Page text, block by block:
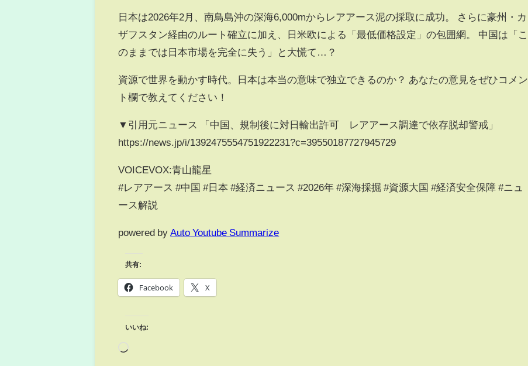
日本は2026年2月、南鳥島沖の深海6,000mからレアアース泥の採取に成功。 さらに豪州・カ
ザフスタン経由のルート確立に加え、日米欧による「最低価格設定」の包囲網。 中国は「こ
のままでは日本市場を完全に失う」と大慌て…？
資源で世界を動かす時代。日本は本当の意味で独立できるのか？ あなたの意見をぜひコメン
ト欄で教えてください！
▼引用元ニュース 「中国、規制後に対日輸出許可 レアアース調達で依存脱却警戒」
https://news.jp/i/1392475554751922231?c=39550187727945729
VOICEVOX:青山龍星
#レアアース #中国 #日本 #経済ニュース #2026年 #深海採掘 #資源大国 #経済安全保障 #ニュ
ース解説
powered by Auto Youtube Summarize
共有:
Facebook X
いいね: